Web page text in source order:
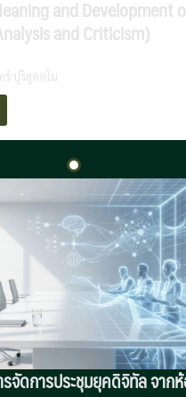
and Development
and Criticism)
ปุริสุตฺตโม
จัดการประชุมยุคดิจิทัล จาก